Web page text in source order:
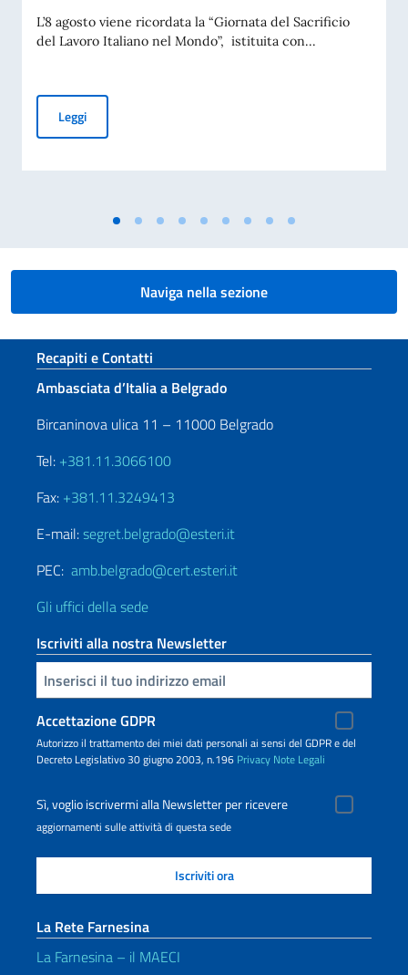
L’8 agosto viene ricordata la “Giornata del Sacrificio
del Lavoro Italiano nel Mondo”, istituita con...
LeggiCOMMEMORAZIONE DEL 70. ANNIVERSARIO DEL
Naviga nella sezione
Sezione footer
Recapiti e Contatti
Ambasciata d’Italia a Belgrado
Bircaninova ulica 11 – 11000 Belgrado
Tel: +381.11.3066100
Fax: +381.11.3249413
E-mail:segret.belgrado@esteri.it
PEC: amb.belgrado@cert.esteri.it
Gli uffici della sede
Iscriviti alla nostra Newsletter
Inserisci la tua email
Accettazione GDPR
Autorizzo il trattamento dei miei dati personali ai sensi del GDPR e del
Decreto Legislativo 30 giugno 2003, n.196 Privacy Note Legali
Sì, voglio iscrivermi alla Newsletter per ricevere
aggiornamenti sulle attività di questa sede
La Rete Farnesina
La Farnesina – il MAECI